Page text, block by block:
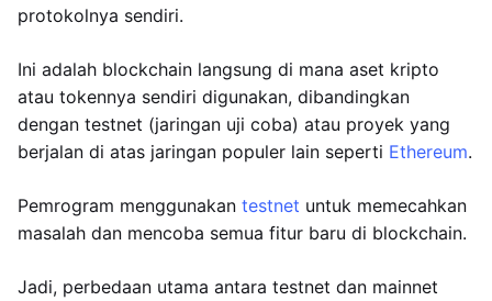
protokolnya sendiri.
Ini adalah blockchain langsung di mana aset kripto
atau tokennya sendiri digunakan, dibandingkan
dengan testnet (jaringan uji coba) atau proyek yang
berjalan di atas jaringan populer lain seperti Ethereum.
Pemrogram menggunakan testnet untuk memecahkan
masalah dan mencoba semua fitur baru di blockchain.
Jadi, perbedaan utama antara testnet dan mainnet